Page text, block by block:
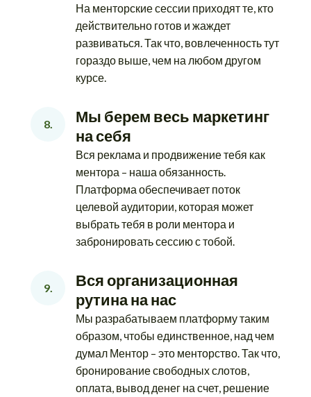
На менторские сессии приходят те, кто
действительно готов и жаждет
развиваться. Так что, вовлеченность тут
гораздо выше, чем на любом другом
курсе.
8.
Мы берем весь маркетинг
на себя
Вся реклама и продвижение тебя как
ментора – наша обязанность.
Платформа обеспечивает поток
целевой аудитории, которая может
выбрать тебя в роли ментора и
забронировать сессию с тобой.
9.
Вся организационная
рутина на нас
Мы разрабатываем платформу таким
образом, чтобы единственное, над чем
думал Ментор – это менторство. Так что,
бронирование свободных слотов,
оплата, вывод денег на счет, решение